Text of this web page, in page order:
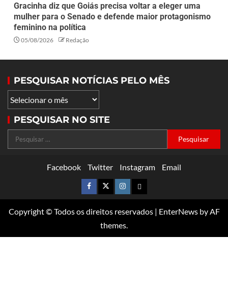
Gracinha diz que Goiás precisa voltar a eleger uma
mulher para o Senado e defende maior protagonismo
feminino na política
05/08/2026 Redação
PESQUISAR NOTÍCIAS PELO MÊS
PESQUISAR NO SITE
Facebook Twitter Instagram Email
Copyright © Todos os direitos reservados | EnterNewsby AF
themes.